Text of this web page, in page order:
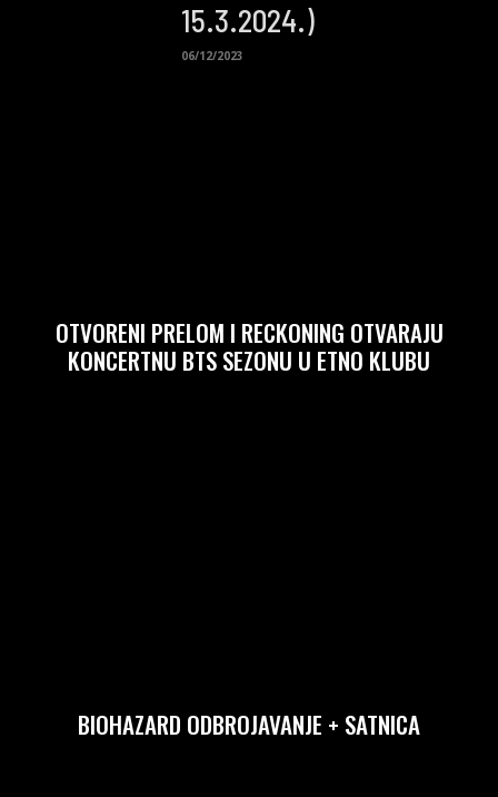
15.3.2024.)
06/12/2023
OTVORENI PRELOM I RECKONING OTVARAJU
KONCERTNU BTS SEZONU U ETNO KLUBU
BIOHAZARD ODBROJAVANJE + SATNICA